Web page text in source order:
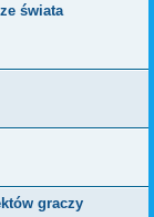
świata
graczy